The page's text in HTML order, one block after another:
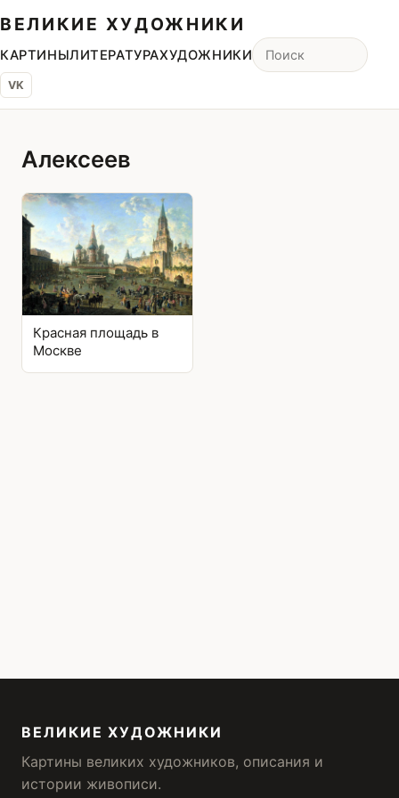
ВЕЛИКИЕ ХУДОЖНИКИ
КАРТИНЫЛИТЕРАТУРАХУДОЖНИКИ
VK
Алексеев
Красная площадь в
Москве
ВЕЛИКИЕ ХУДОЖНИКИ
Картины великих художников, описания и
истории живописи.